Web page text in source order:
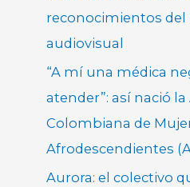
reconocimientos del
audiovisual
“A mí una médica
atender”: así nació la
Colombiana de
Afrodescendientes
Aurora: el colectivo